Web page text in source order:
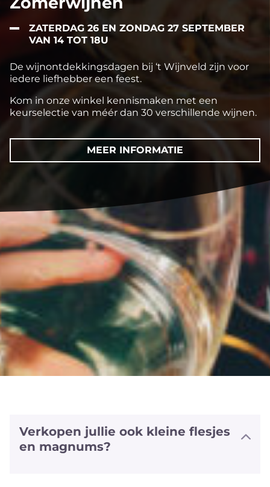
ZATERDAG 26 EN ZONDAG 27 SEPTEMBER
VAN 14 TOT 18U
De wijnontdekkingsdagen bij ‘t Wijnveld zijn voor
iedere liefhebber een feest.
Kom in onze winkel kennismaken met een
keurselectie van méér dan 30 verschillende wijnen.
MEER INFORMATIE
Verkopen jullie ook kleine flesjes
en magnums?